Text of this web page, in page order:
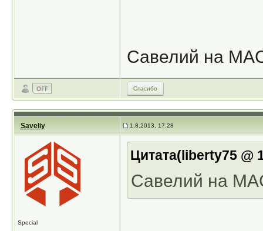
Савелий на
Спасибо
Saveliy 1.8.2013, 17:28
Special
Цитата(liberty75 @
Савелий на